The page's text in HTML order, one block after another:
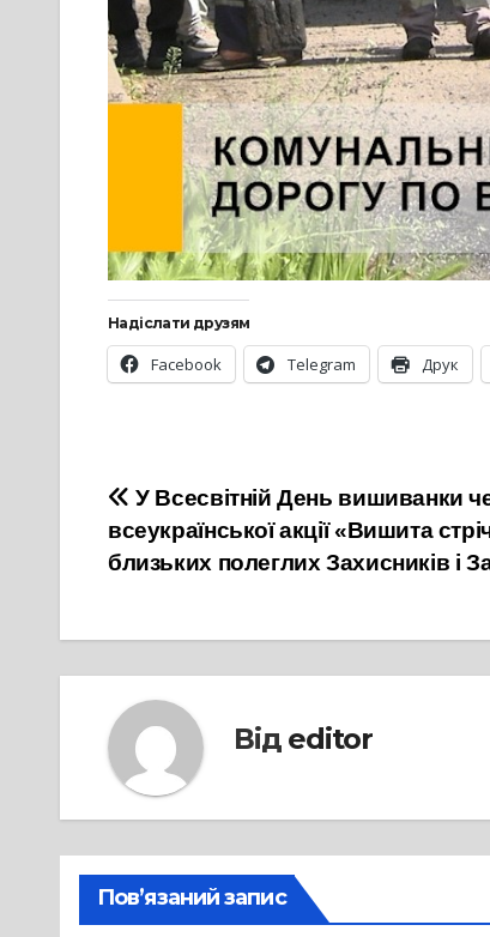
Надіслати друзям
Facebook Telegram Друк
Навігація
записів
У Всесвітній День вишиванки
всеукраїнської акції «Вишита
близьких полеглих Захисників і
Від editor
Пов’язаний запис